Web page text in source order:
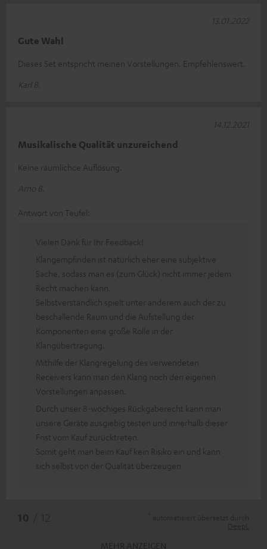
Gute Wahl
Dieses Set entspricht meinen Vorstellungen. Empfehlenswert.
Karl B.
13.01.2022
Musikalische Qualität unzureichend
Keine räumlichce Auflösung.
Arno B.
14.12.2021
Antwort von Teufel:
Vielen Dank für Ihr Feedback!
Klangempfinden ist natürlich eher eine subjektive
Sache, sodass man es (zum Glück) nicht immer jedem
Recht machen kann.
Selbstverständlich spielt unter anderem auch der zu
beschallende Raum und die Aufstellung der
Komponenten eine große Rolle in der
Klangübertragung.
Mithilfe der Klangregelung des verwendeten
Receivers kann man den Klang noch den eigenen
Vorstellungen anpassen.
Durch unser 8-wöchiges Rückgaberecht kann man
unsere Geräte ausgiebig testen und innerhalb dieser
Frist vom Kauf zurücktreten.
Somit geht man beim Kauf kein Risiko ein und kann
sich selbst von der Qualität überzeugen.